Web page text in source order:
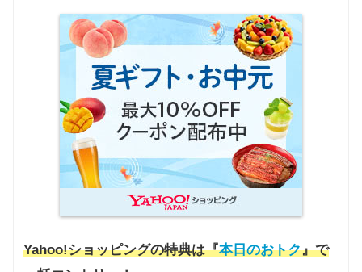
Yahoo!ショッピングの特典は『本日のおトク』で